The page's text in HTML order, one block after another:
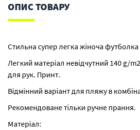
ОПИС ТОВАРУ
Стильна супер легка жіноча
Легкий матеріал невідчутний 140 g/
для рук. Принт.
Відмінний варіант для пляжу в
Рекомендоване тільки ручне прання.
Матеріал: